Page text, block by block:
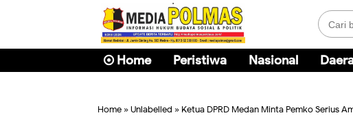
Home Peristiwa Nasional
Home » Unlabelled » Ketua DPRD Medan Minta Pemko Serius